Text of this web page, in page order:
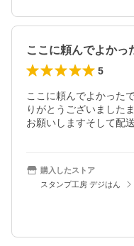
5
ここに頼んでよかった
りがとうございました
お願いしますそして配
購入したストア
スタンプ工房 デジはん